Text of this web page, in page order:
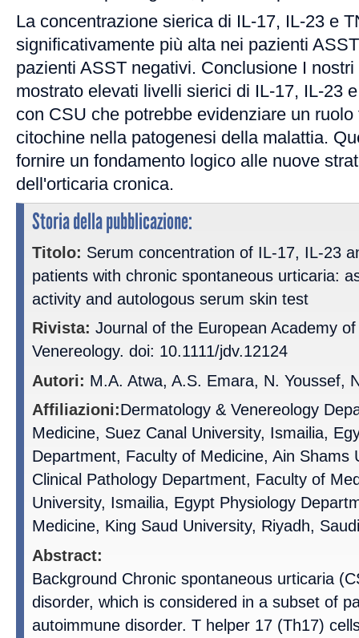
La concentrazione sierica di IL-17, IL-23 e
significativamente più alta nei pazienti
pazienti ASST negativi. Conclusione I
mostrato elevati livelli sierici di IL-17, IL-23
con CSU che potrebbe evidenziare un
citochine nella patogenesi della malattia.
fornire un fondamento logico alle nuove
dell'orticaria cronica.
Storia della pubblicazione:
Titolo: Serum concentration of IL-17, IL-23
patients with chronic spontaneous urticaria:
activity and autologous serum skin test
Rivista: Journal of the European Academy
Venereology. doi: 10.1111/jdv.12124
Autori: M.A. Atwa, A.S. Emara, N. Youssef,
Affiliazioni:Dermatology & Venereology
Medicine, Suez Canal University, Ismailia,
Department, Faculty of Medicine, Ain Shams
Clinical Pathology Department, Faculty of
University, Ismailia, Egypt Physiology
Medicine, King Saud University, Riyadh,
Abstract:
Background Chronic spontaneous urticaria
disorder, which is considered in a subset of
autoimmune disorder. T helper 17 (Th17)